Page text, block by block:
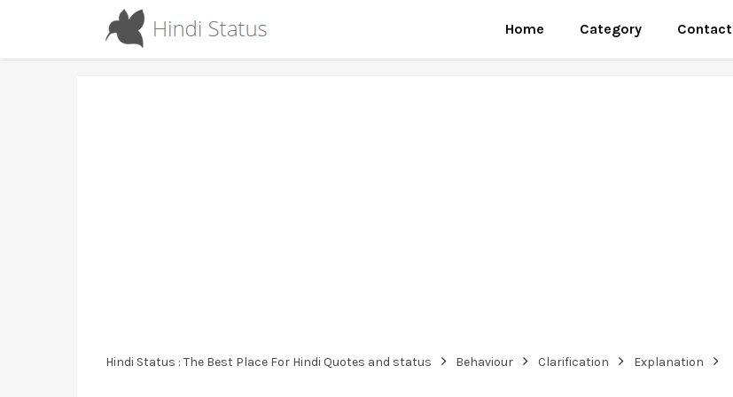
Home Category Contact
Hindi Status : The Best Place For Hindi Quotes and status Behaviour Clarification Explanation